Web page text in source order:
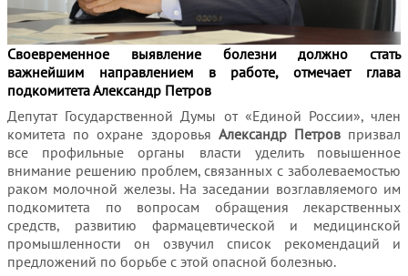
Своевременное выявление болезни должно стать
важнейшим направлением в работе, отмечает глава
подкомитета Александр Петров
Депутат Государственной Думы от «Единой России», член
комитета по охране здоровья Александр Петровпризвал
все профильные органы власти уделить повышенное
внимание решению проблем, связанных с заболеваемостью
раком молочной железы. На заседании возглавляемого им
подкомитета по вопросам обращения лекарственных
средств, развитию фармацевтической и медицинской
промышленности он озвучил список рекомендаций и
предложений по борьбе с этой опасной болезнью.